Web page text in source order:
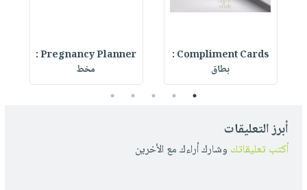
Compliment Cards :
بطاق
Pregnancy Planner :
مخط
1
2
3
4
5
أبرز التعليقات
أكتب تعليقاتك وشارك أراءك مع الأخرين